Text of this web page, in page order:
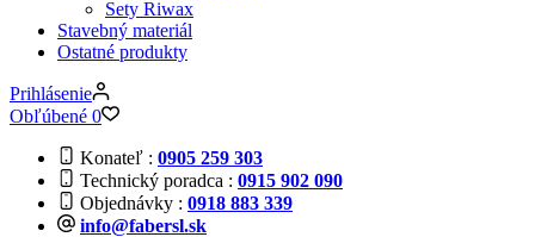
Sety Riwax
Stavebný materiál
Ostatné produkty
Prihlásenie
Obľúbené 0
Konateľ
0905 259 303
Technický poradca
0915 902 090
Objednávky
0918 883 339
info@fabersl.sk